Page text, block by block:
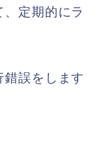
定期的にラ
誤をします